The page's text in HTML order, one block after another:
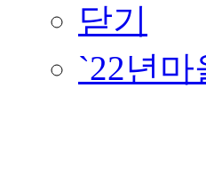
닫기
`22년